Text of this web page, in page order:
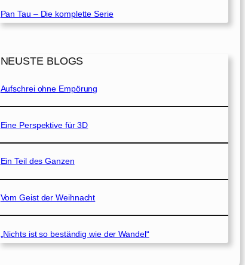
Pan Tau – Die komplette Serie
NEUSTE BLOGS
Aufschrei ohne Empörung
Eine Perspektive für 3D
Ein Teil des Ganzen
Vom Geist der Weihnacht
„Nichts ist so beständig wie der Wandel“